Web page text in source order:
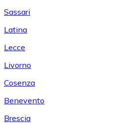
Sassari
Latina
Lecce
Livorno
Cosenza
Benevento
Brescia